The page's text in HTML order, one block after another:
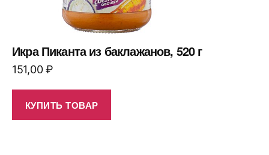
Икра Пиканта из баклажанов, 520 г
151,00₽
КУПИТЬ ТОВАР